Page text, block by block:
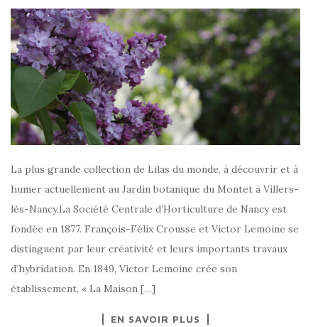
La plus grande collection de Lilas du monde, à découvrir et à
humer actuellement au Jardin botanique du Montet à Villers-
lès-Nancy.La Société Centrale d’Horticulture de Nancy est
fondée en 1877. François-Félix Crousse et Victor Lemoine se
distinguent par leur créativité et leurs importants travaux
d’hybridation. En 1849, Victor Lemoine crée son
établissement, « La Maison […]
EN SAVOIR PLUS